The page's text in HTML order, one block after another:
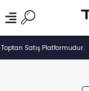
Satış Platformudur.